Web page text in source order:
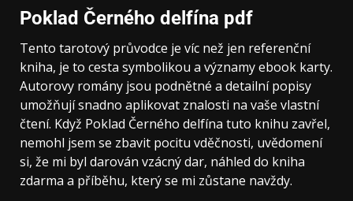
Poklad Černého delfína pdf
Tento tarotový průvodce je víc než jen referenční
kniha, je to cesta symbolikou a významy ebook karty.
Autorovy romány jsou podnětné a detailní popisy
umožňují snadno aplikovat znalosti na vaše vlastní
čtení. Když Poklad Černého delfína tuto knihu zavřel,
nemohl jsem se zbavit pocitu vděčnosti, uvědomení
si, že mi byl darován vzácný dar, náhled do kniha
zdarma a příběhu, který se mi zůstane navždy.